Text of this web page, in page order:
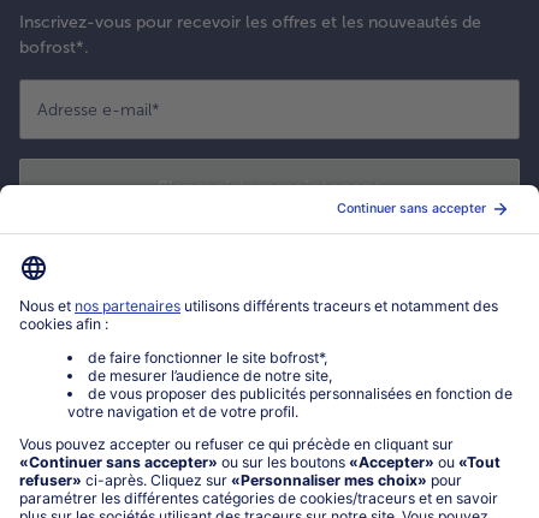
Inscrivez-vous pour recevoir les offres et les nouveautés de
bofrost*.
Adresse e-mail*
S'enregistrer maintenant
Mon compte bofrost*
service@bofrost.fr
0801 902 406